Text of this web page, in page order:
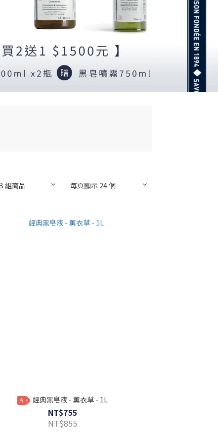
組商品 每頁顯示 24 個
A 經典黑皂液 - 薰衣草 - 1L
NT$755
NT$855